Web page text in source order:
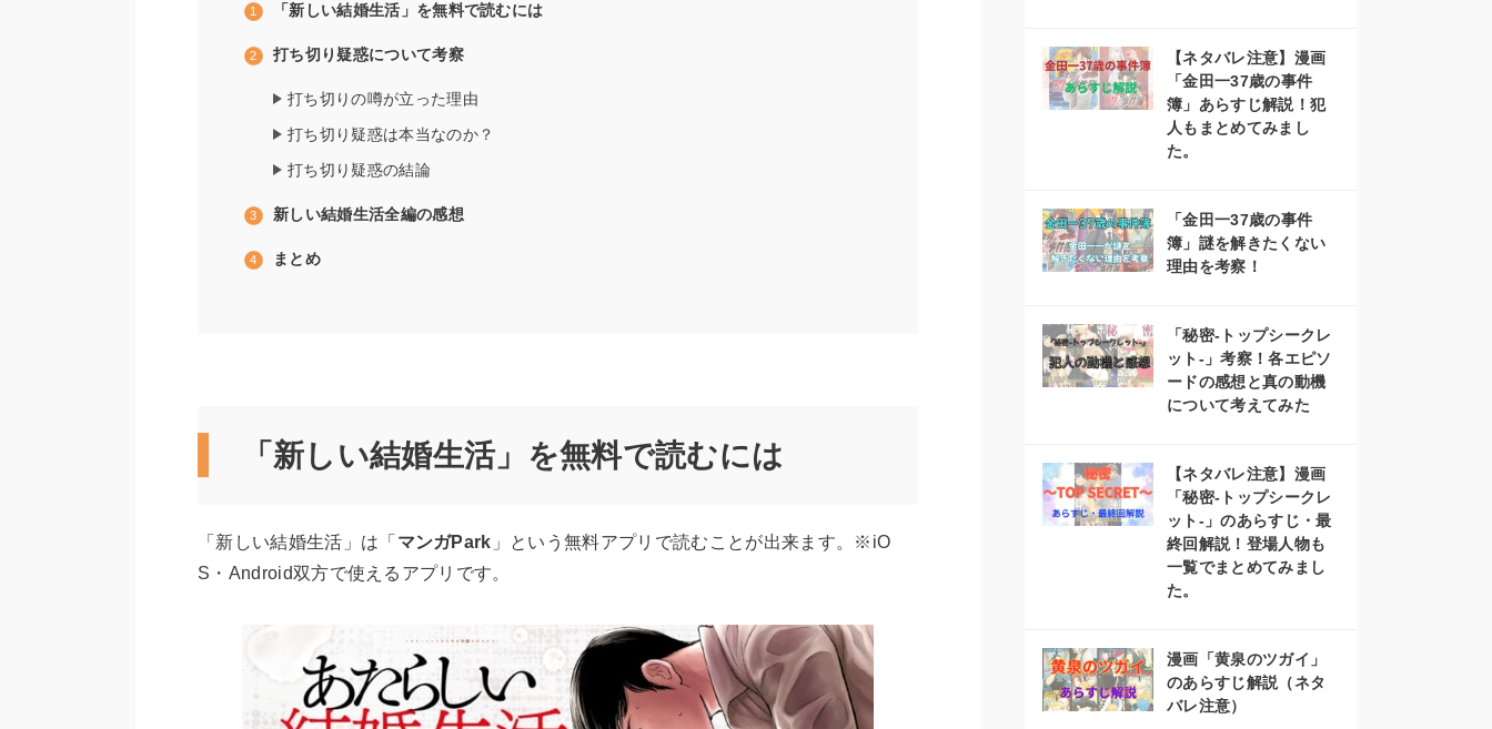
「新しい結婚生活」を無料で読むには
打ち切り疑惑について考察
打ち切りの噂が立った理由
打ち切り疑惑は本当なのか？
打ち切り疑惑の結論
新しい結婚生活全編の感想
まとめ
「新しい結婚生活」を無料で読むには
「新しい結婚生活」は「 マンガPark 」という無料アプリで読むことが出来ます。※iO
S・Android双方で使えるアプリです。
【ネタバレ注意】漫画
「金田一37歳の事件
簿」あらすじ解説！犯
人もまとめてみまし
た。
「金田一37歳の事件
簿」謎を解きたくない
理由を考察！
「秘密-トップシークレ
ット-」考察！各エピソ
ードの感想と真の動機
について考えてみた
【ネタバレ注意】漫画
「秘密-トップシークレ
ット-」のあらすじ・最
終回解説！登場人物も
一覧でまとめてみまし
た。
漫画「黄泉のツガイ」
のあらすじ解説（ネタ
バレ注意）